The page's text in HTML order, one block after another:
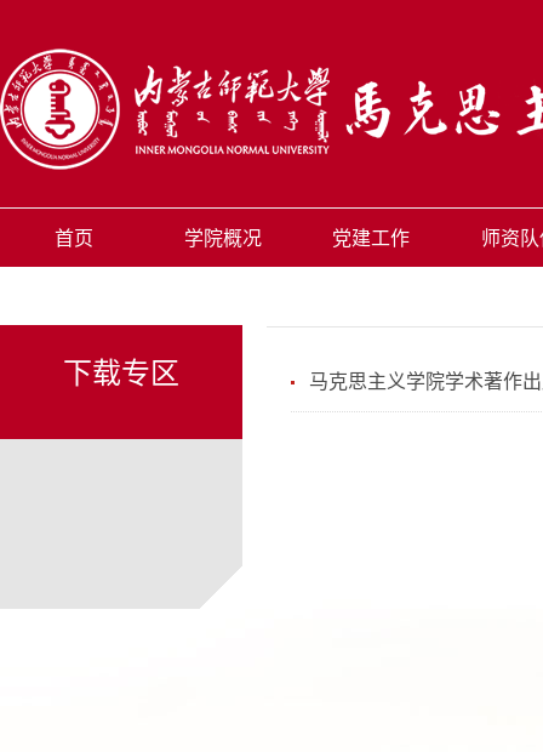
首页 学院概况 党建工作 师资队
下载专区 马克思主义学院学术著作